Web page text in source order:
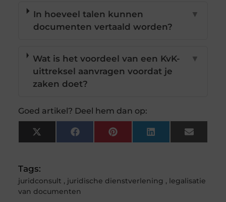
In hoeveel talen kunnen
documenten vertaald worden?
▼
Wat is het voordeel van een KvK-
uittreksel aanvragen voordat je
zaken doet?
▼
Goed artikel? Deel hem dan op:
X
(Twitter)
FacebookPinterestLinkedInEmail
Tags:
juridconsult , juridische dienstverlening , legalisatie
van documenten